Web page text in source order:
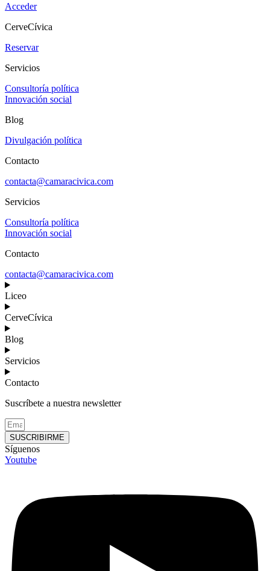
Acceder
CerveCívica
Reservar
Servicios
Consultoría política
Innovación social
Blog
Divulgación política
Contacto
contacta@camaracivica.com
Servicios
Consultoría política
Innovación social
Contacto
contacta@camaracivica.com
Liceo
CerveCívica
Blog
Servicios
Contacto
Suscríbete a nuestra newsletter
SUSCRIBIRME
Síguenos
Youtube